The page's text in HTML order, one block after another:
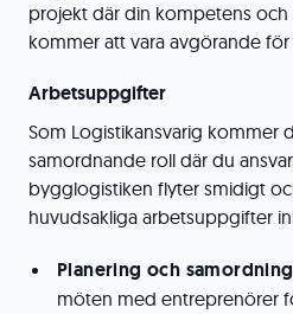
projekt där din kompetens
kommer att vara avgörande
Arbetsuppgifter
Som Logistikansvarig kommer
samordnande roll där du
bygglogistiken flyter smidigt
huvudsakliga arbetsuppgifter
Planering och samordning
möten med entreprenörer